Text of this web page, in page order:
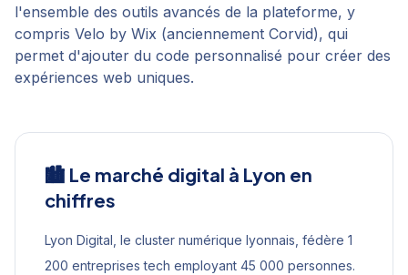
l'ensemble des outils avancés de la plateforme, y
compris Velo by Wix (anciennement Corvid), qui
permet d'ajouter du code personnalisé pour créer des
expériences web uniques.
🏙️ Le marché digital à Lyon en
chiffres
Lyon Digital, le cluster numérique lyonnais, fédère 1
200 entreprises tech employant 45 000 personnes.